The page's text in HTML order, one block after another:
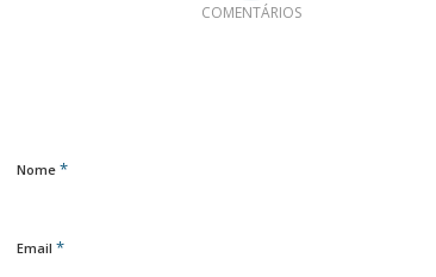
COMENTÁRIOS
Nome *
Email *